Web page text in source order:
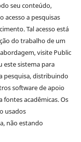
seu conteúdo,
a pesquisas
Tal acesso está
do trabalho de um
visite Public
este sistema para
pesquisa, distribuindo
software de apoio
fontes acadêmicas. Os
usados
não estando